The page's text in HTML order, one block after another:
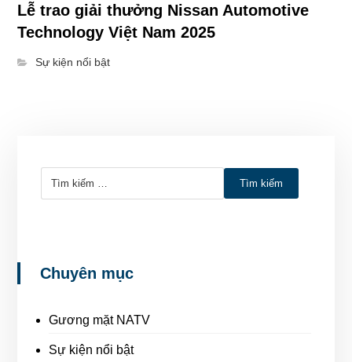
Lễ trao giải thưởng Nissan Automotive
Technology Việt Nam 2025
Sự kiện nổi bật
Tìm kiếm
Chuyên mục
Gương mặt NATV
Sự kiện nổi bật